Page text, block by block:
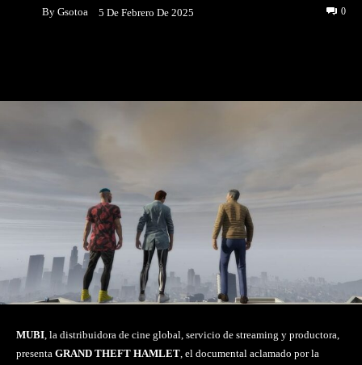
By Gsotoa 5 De Febrero De 2025 0
MUBI, la distribuidora de cine global, servicio de streaming y productora,
presenta GRAND THEFT HAMLET, el documental aclamado por la